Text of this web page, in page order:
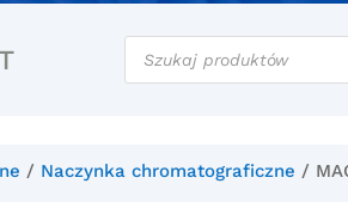
Wyszukiwarka
produktów
/ Naczynka chromatograficzne /